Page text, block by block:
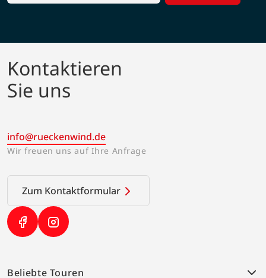
Kontaktieren
Sie uns
info@rueckenwind.de
Wir freuen uns auf Ihre Anfrage
Zum Kontaktformular
(Link öffnet in neuem Tab)
(Link öffnet in neuem Tab)
Beliebte Touren